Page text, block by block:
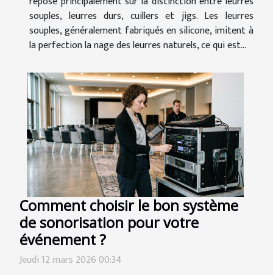
souples, leurres durs, cuillers et jigs. Les leurres
souples, généralement fabriqués en silicone, imitent à
la perfection la nage des leurres naturels, ce qui est...
Comment choisir le bon système
de sonorisation pour votre
événement ?
Jeudi 12 mars 2026 00:34